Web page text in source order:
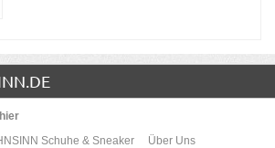
Schuhe & Sneaker
Über Uns